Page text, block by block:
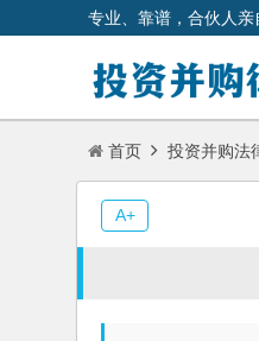
专业、靠谱，合伙人
首页 投资并购法
A+